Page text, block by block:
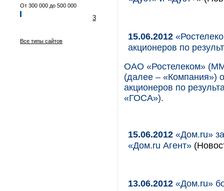
От 300 000 до 500 000
3
Все типы сайтов 15.06.2012
акционеров по
ОАО «Ростелеком»
(далее – «Компания»)
акционеров по
«ГОСА»).
15.06.2012 «Дом.ru»
«Дом.ru Агент»
13.06.2012 «Дом.ru»